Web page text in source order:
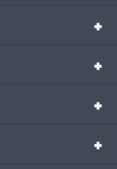
+
+
+
+